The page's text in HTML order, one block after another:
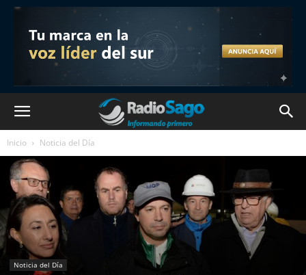
Inicio Noticia del Día
Noticia del Día